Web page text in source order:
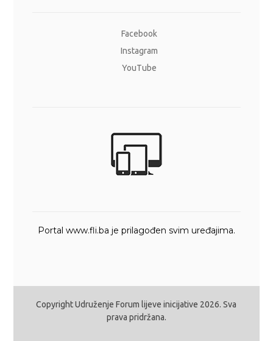
Facebook
Instagram
YouTube
Portal www.fli.ba je prilagođen svim uređajima.
Copyright Udruženje Forum lijeve inicijative 2026. Sva
prava pridržana.